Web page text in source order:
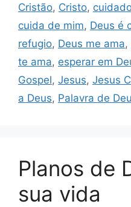
Cristão, Cristo,
cuida de mim, Deus é
refugio, Deus me ama,
te ama, esperar em
Gospel, Jesus, Jesus
a Deus, Palavra de
Planos de
sua vida